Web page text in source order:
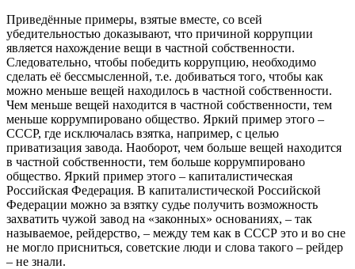
Приведённые примеры, взятые вместе, со всей
убедительностью доказывают, что причиной коррупции
является нахождение вещи в частной собственности.
Следовательно, чтобы победить коррупцию, необходимо
сделать её бессмысленной, т.е. добиваться того, чтобы как
можно меньше вещей находилось в частной собственности.
Чем меньше вещей находится в частной собственности, тем
меньше коррумпировано общество. Яркий пример этого –
СССР, где исключалась взятка, например, с целью
приватизация завода. Наоборот, чем больше вещей находится
в частной собственности, тем больше коррумпировано
общество. Яркий пример этого – капиталистическая
Российская Федерация. В капиталистической Российской
Федерации можно за взятку судье получить возможность
захватить чужой завод на «законных» основаниях, – так
называемое, рейдерство, – между тем как в СССР это и во сне
не могло присниться, советские люди и слова такого – рейдер
– не знали.